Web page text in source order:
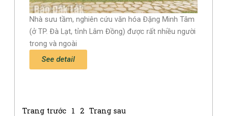
Nhà sưu tầm, nghiên cứu văn hóa Đặng Minh Tâm
(ở TP. Đà Lạt, tỉnh Lâm Đồng) được rất nhiều người
trong và ngoài
See detail
Trang trước 1 2 Trang sau